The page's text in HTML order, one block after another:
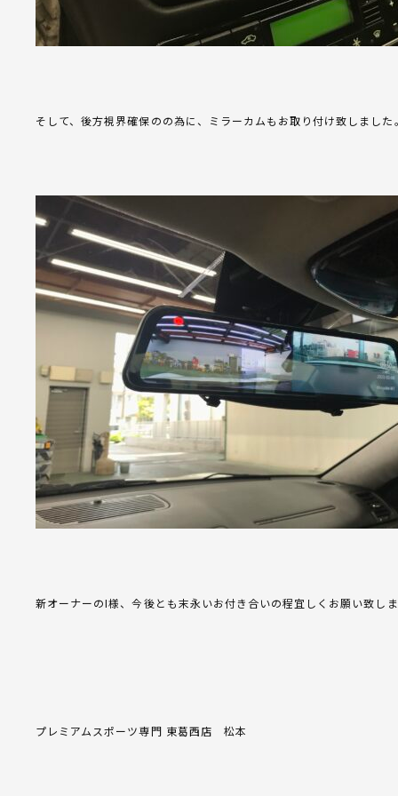
そして、後方視界確保のの為に、ミラーカムもお取り付け致しました
新オーナーのI様、今後とも末永いお付き合いの程宜しくお願い致し
プレミアムスポーツ専門 東葛西店 松本